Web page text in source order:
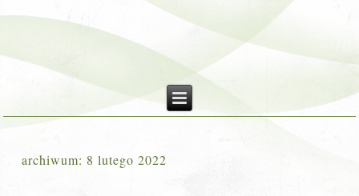
archiwum: 8 lutego 2022